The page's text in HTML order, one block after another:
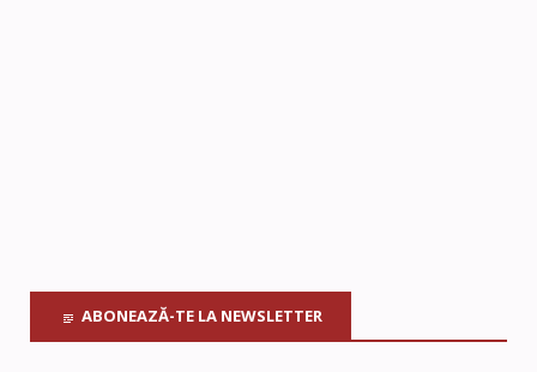
ABONEAZĂ-TE LA NEWSLETTER